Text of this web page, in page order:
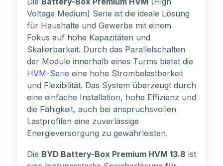
Voltage Medium) Serie ist die ideale Lösung
für Haushalte und Gewerbe mit einem
Fokus auf hohe Kapazitäten und
Skalierbarkeit. Durch das Parallelschalten
der Module innerhalb eines Turms bietet die
HVM-Serie eine hohe Strombelastbarkeit
und Flexibilität. Das System überzeugt durch
eine einfache Installation, hohe Effizienz und
die Fähigkeit, auch bei anspruchsvollen
Lastprofilen eine zuverlässige
Energieversorgung zu gewährleisten.
Die BYD Battery-Box Premium HVM 13.8 ist